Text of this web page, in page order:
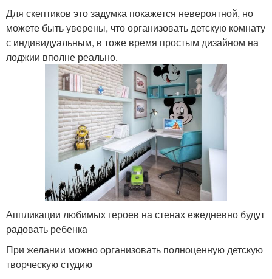
Для скептиков это задумка покажется невероятной, но
можете быть уверены, что организовать детскую комнату
с индивидуальным, в тоже время простым дизайном на
лоджии вполне реально.
Аппликации любимых героев на стенах ежедневно будут
радовать ребенка
При желании можно организовать полноценную детскую
творческую студию